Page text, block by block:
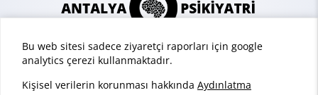
Bu web sitesi sadece ziyaretçi raporları için google
analytics çerezi kullanmaktadır.
Kişisel verilerin korunması hakkında Aydınlatma